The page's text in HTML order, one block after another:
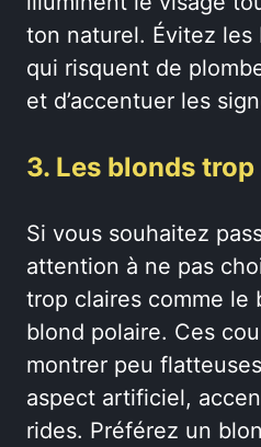
ton naturel. Évitez
qui risquent de
et d’accentuer les
3. Les blonds
Si vous souhaitez
attention à ne pas
trop claires comme le
blond polaire. Ces
montrer peu
aspect artificiel,
rides. Préférez un